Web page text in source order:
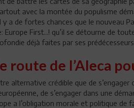
avec la montée du populisme
a de fortes chances que le nouveau
Europe First...! qu’il se détourne de
déjà faites par ses
route de l’Aleca
alternative crédible que de
de s’engager dans une
a l’obligation morale et politique de